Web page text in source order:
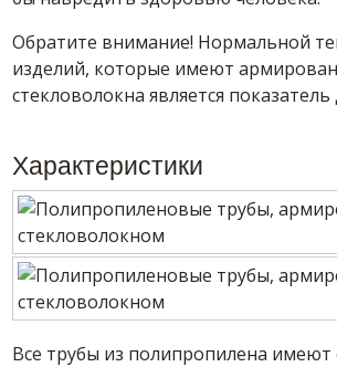
Обратите внимание! Нормальной
изделий, которые имеют
стекловолокна является показатель
Характеристики
Все трубы из полипропилена